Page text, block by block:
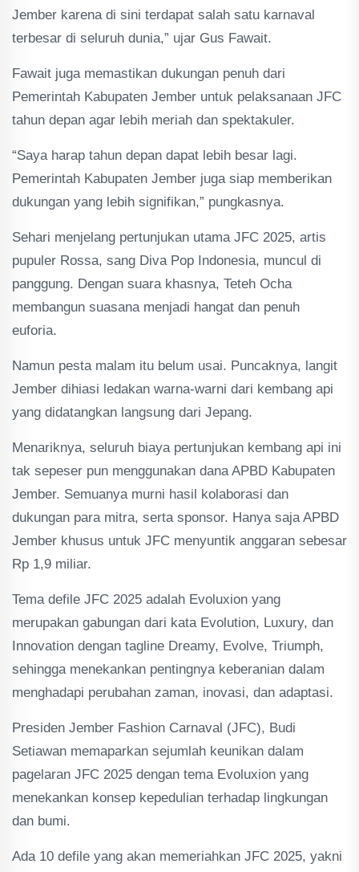
Jember karena di sini terdapat salah satu karnaval
terbesar di seluruh dunia,” ujar Gus Fawait.
Fawait juga memastikan dukungan penuh dari
Pemerintah Kabupaten Jember untuk pelaksanaan JFC
tahun depan agar lebih meriah dan spektakuler.
“Saya harap tahun depan dapat lebih besar lagi.
Pemerintah Kabupaten Jember juga siap memberikan
dukungan yang lebih signifikan,” pungkasnya.
Sehari menjelang pertunjukan utama JFC 2025, artis
pupuler Rossa, sang Diva Pop Indonesia, muncul di
panggung. Dengan suara khasnya, Teteh Ocha
membangun suasana menjadi hangat dan penuh
euforia.
Namun pesta malam itu belum usai. Puncaknya, langit
Jember dihiasi ledakan warna-warni dari kembang api
yang didatangkan langsung dari Jepang.
Menariknya, seluruh biaya pertunjukan kembang api ini
tak sepeser pun menggunakan dana APBD Kabupaten
Jember. Semuanya murni hasil kolaborasi dan
dukungan para mitra, serta sponsor. Hanya saja APBD
Jember khusus untuk JFC menyuntik anggaran sebesar
Rp 1,9 miliar.
Tema defile JFC 2025 adalah Evoluxion yang
merupakan gabungan dari kata Evolution, Luxury, dan
Innovation dengan tagline Dreamy, Evolve, Triumph,
sehingga menekankan pentingnya keberanian dalam
menghadapi perubahan zaman, inovasi, dan adaptasi.
Presiden Jember Fashion Carnaval (JFC), Budi
Setiawan memaparkan sejumlah keunikan dalam
pagelaran JFC 2025 dengan tema Evoluxion yang
menekankan konsep kepedulian terhadap lingkungan
dan bumi.
Ada 10 defile yang akan memeriahkan JFC 2025, yakni